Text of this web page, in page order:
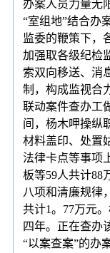
办案人员力量无
“室组地”结合办
监委的鞭策下，
加强取各级纪检
索双向移送、消
制，构成监视合
联动案件查办工
间，杨木呷操纵
材料盖印、处置
法律卡点等事项
板等59人共计88
八项和清廉规律
共计1。77万元
四年。正在查办
“以案查案”的办